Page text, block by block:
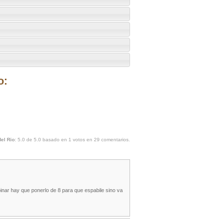
Rio: 5.0 de 5.0 basado en 1 votos en 29 comentarios.
hay que ponerlo de 8 para que espabile sino va